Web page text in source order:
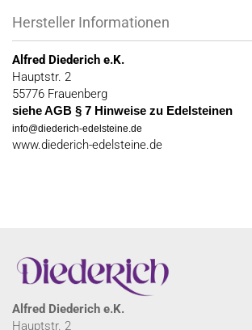
Hersteller Informationen
Alfred Diederich e.K.
Hauptstr. 2
55776 Frauenberg
siehe AGB § 7 Hinweise zu Edelsteinen
info@diederich-edelsteine.de
www.diederich-edelsteine.de
Alfred Diederich e.K.
Hauptstr. 2